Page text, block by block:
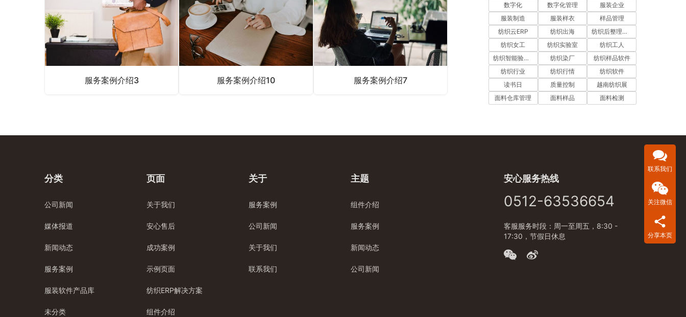
服务案例介绍3 服务案例介绍10 服务案例介绍7
数字化
数字化管理
服装企业
服装制造
服装样衣
样品管理
纺织云ERP
纺织出海
纺织后整理软件
纺织女工
纺织实验室
纺织工人
纺织智能验布机系统
纺织染厂
纺织样品软件
纺织行业
纺织行情
纺织软件
读书日
质量控制
越南纺织展
面料仓库管理
面料样品 面料检测
分类
公司新闻
媒体报道
新闻动态
服务案例
服装软件产品库
未分类
页面
关于我们
安心售后
成功案例
示例页面
纺织ERP解决方案
组件介绍
关于
服务案例
公司新闻
关于我们
联系我们
主题
组件介绍
服务案例
新闻动态
公司新闻
安心服务热线
0512-63536654
客服服务时段：周一至周五，8:30 -
17:30，节假日休息
联系我们
关注微信
分享本页